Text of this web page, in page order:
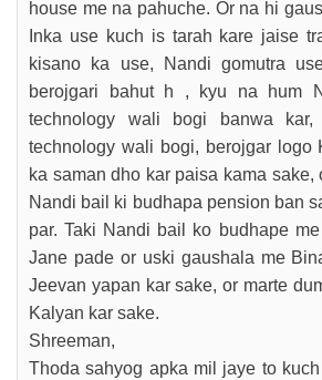
house me na pahuche. Or na hi
Inka use kuch is tarah kare jaise
kisano ka use, Nandi gomutra
berojgari bahut h , kyu na hum
technology wali bogi banwa
technology wali bogi, berojgar logo
ka saman dho kar paisa kama sake,
Nandi bail ki budhapa pension ban
par. Taki Nandi bail ko budhape
Jane pade or uski gaushala me
Jeevan yapan kar sake, or marte
Kalyan kar sake.
Shreeman,
Thoda sahyog apka mil jaye to